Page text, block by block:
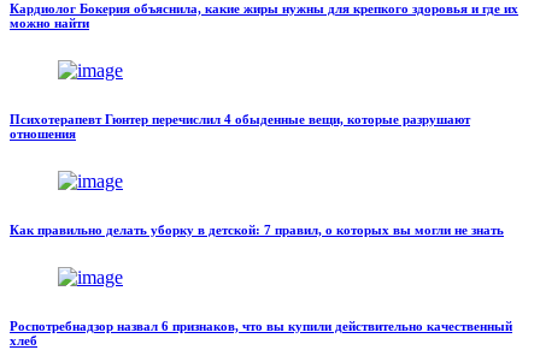
Кардиолог Бокерия объяснила, какие жиры нужны для крепкого здоровья и где их
можно найти
Психотерапевт Гюнтер перечислил 4 обыденные вещи, которые разрушают
отношения
Как правильно делать уборку в детской: 7 правил, о которых вы могли не знать
Роспотребнадзор назвал 6 признаков, что вы купили действительно качественный
хлеб